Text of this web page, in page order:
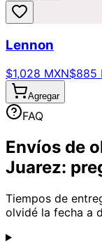
Lennon
$1,028 MXN$885
Agregar
FAQ
Envíos de
Juarez:
Tiempos de
olvidé la fecha a